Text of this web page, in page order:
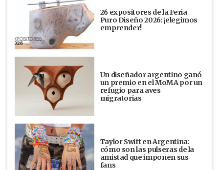
26 expositores de la Feria
Puro Diseño 2026: ¡elegimos
emprender!
Un diseñador argentino ganó
un premio en el MoMA por un
refugio para aves
migratorias
Taylor Swift en Argentina:
cómo son las pulseras de la
amistad que imponen sus
fans